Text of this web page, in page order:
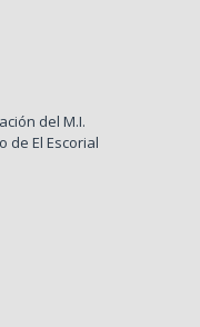
del M.I.
de El Escorial